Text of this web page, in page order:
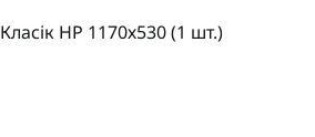
HP 1170х530 (1 шт.)